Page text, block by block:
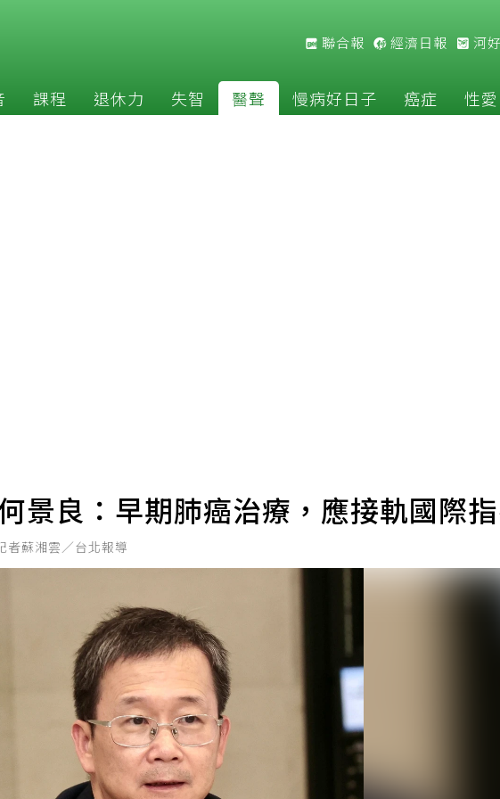
聯合報 經濟日報 河
課程 退休力 失智 醫聲 慢病好日子 癌症 性愛
景良：早期肺癌治療，應接軌國際
者蘇湘雲／台北報導